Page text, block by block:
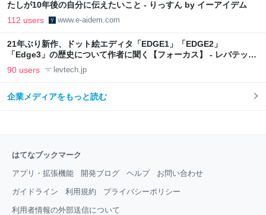
たしが10年後の自分に伝えたいこと - りっすん by イーアイデム
112 users www.e-aidem.com
21年ぶり新作、ドット絵エディタ「EDGE1」「EDGE2」
「Edge3」の歴史について作者に聞く【フォーカス】 - レバテック
LAB
90 users levtech.jp
企業メディアをもっと読む
はてなブックマーク
アプリ・拡張機能 開発ブログ ヘルプ お問い合わせ
ガイドライン 利用規約 プライバシーポリシー
利用者情報の外部送信について